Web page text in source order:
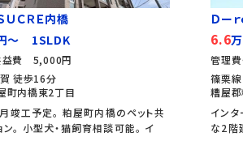
ＵＣＲＥ内橋
～ 1SLDK
益費 5,000円
徒歩16分
町内橋東2丁目
竣工予定。 粕屋町内橋のペット共
ン。 小型犬・猫飼育相談可能。 イ
Ｄー
6.6
管理
篠栗
糟屋
イン
な2階